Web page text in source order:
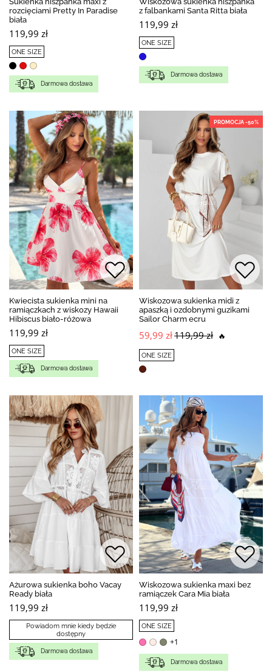
rozcięciami Pretty In Paradise
biała
119,99 zł
ONE SIZE
Darmowa dostawa
z falbankami Santa Ritta biała
119,99 zł
ONE SIZE
Darmowa dostawa
Kwiecista sukienka mini na
ramiączkach z wiskozy Hawaii
Hibiscus biało-różowa
119,99 zł
ONE SIZE
Darmowa dostawa
PROMOCJA -50%
Wiskozowa sukienka midi z
apaszką i ozdobnymi guzikami
Sailor Charm ecru
59,99 zł119,99 zł 🔥
ONE SIZE
Ażurowa sukienka boho Vacay
Ready biała
119,99 zł
Powiadom mnie kiedy będzie
dostępny
Darmowa dostawa
Wiskozowa sukienka maxi bez
ramiączek Cara Mia biała
119,99 zł
ONE SIZE
+1
Darmowa dostawa